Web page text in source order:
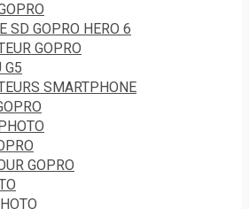
SD GOPRO HERO 6
GOPRO
G5
SMARTPHONE
GOPRO